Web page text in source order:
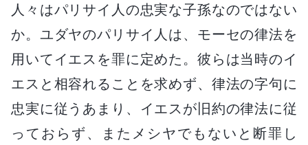
人々はパリサイ人の忠実な子孫なのではない
か。ユダヤのパリサイ人は、モーセの律法を
用いてイエスを罪に定めた。彼らは当時のイ
エスと相容れることを求めず、律法の字句に
忠実に従うあまり、イエスが旧約の律法に従
っておらず、またメシヤでもないと断罪し